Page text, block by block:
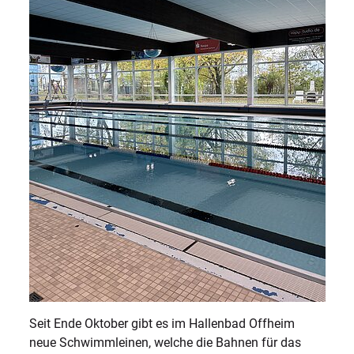
Seit Ende Oktober gibt es im Hallenbad Offheim
neue Schwimmleinen, welche die Bahnen für das